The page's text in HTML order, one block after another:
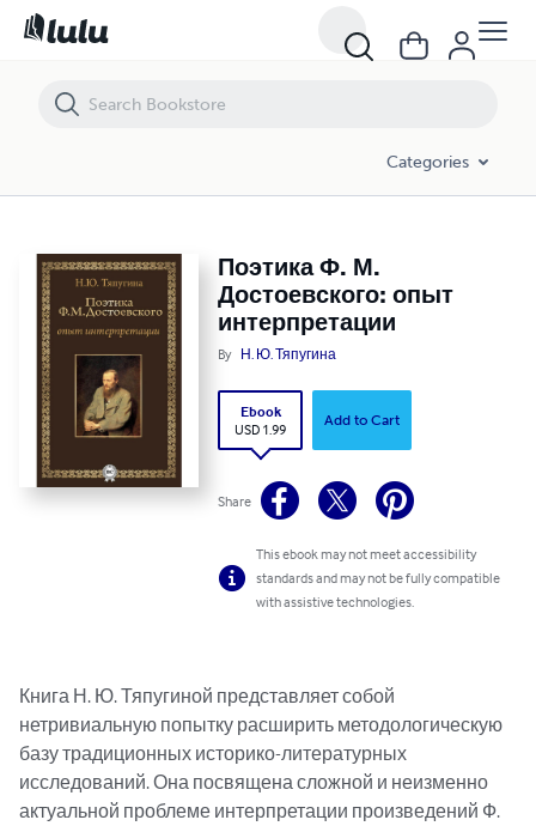
Categories
Поэтика Ф. М.
Достоевского: опыт
интерпретации
By Н. Ю. Тяпугина
Ebook
USD 1.99
Add to Cart
Share
This ebook may not meet accessibility
standards and may not be fully compatible
with assistive technologies.
Книга Н. Ю. Тяпугиной представляет собой
нетривиальную попытку расширить методологическую
базу традиционных историко-литературных
исследований. Она посвящена сложной и неизменно
актуальной проблеме интерпретации произведений Ф.
Поэтика Ф. М. Достоевского: опыт интерпретации